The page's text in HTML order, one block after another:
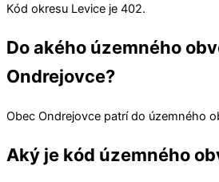
Kód okresu Levice je 402.
Do akého územného
Ondrejovce?
Obec Ondrejovce patrí do územného
Aký je kód územného